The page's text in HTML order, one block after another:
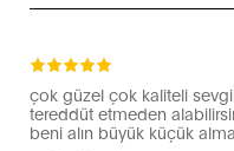
çok güzel çok kaliteli
tereddüt etmeden
beni alın büyük küçük